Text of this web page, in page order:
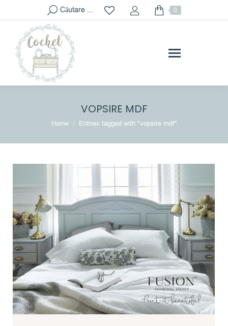
Search:Căutare ... 0
VOPSIRE MDF
You are here:
Home Entries tagged with "vopsire mdf"